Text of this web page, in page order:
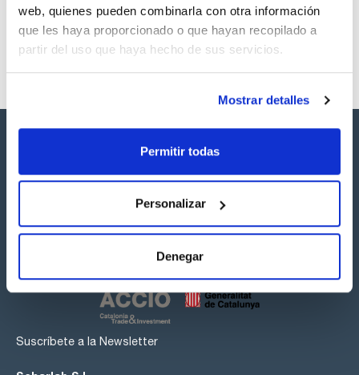
web, quienes pueden combinarla con otra información
que les haya proporcionado o que hayan recopilado a
partir del uso que haya hecho de sus servicios.
Mostrar detalles
Permitir todas
Personalizar
Denegar
Suscríbete a la Newsletter